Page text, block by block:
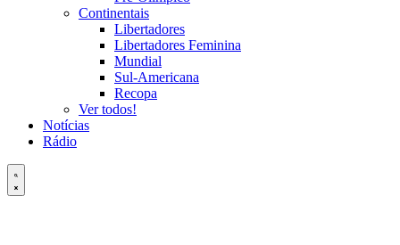
Continentais
Libertadores
Libertadores Feminina
Mundial
Sul-Americana
Recopa
Ver todos!
Notícias
Rádio